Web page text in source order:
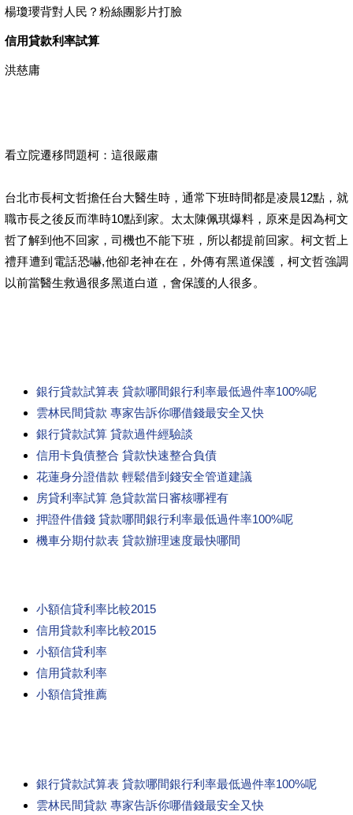
楊瓊瓔背對人民？粉絲團影片打臉
信用貸款利率試算
洪慈庸
看立院遷移問題柯：這很嚴肅
台北市長柯文哲擔任台大醫生時，通常下班時間都是凌晨12點，就
職市長之後反而準時10點到家。太太陳佩琪爆料，原來是因為柯文
哲了解到他不回家，司機也不能下班，所以都提前回家。柯文哲上
禮拜遭到電話恐嚇,他卻老神在在，外傳有黑道保護，柯文哲強調
以前當醫生救過很多黑道白道，會保護的人很多。
銀行貸款試算表 貸款哪間銀行利率最低過件率100%呢
雲林民間貸款 專家告訴你哪借錢最安全又快
銀行貸款試算 貸款過件經驗談
信用卡負債整合 貸款快速整合負債
花蓮身分證借款 輕鬆借到錢安全管道建議
房貸利率試算 急貸款當日審核哪裡有
押證件借錢 貸款哪間銀行利率最低過件率100%呢
機車分期付款表 貸款辦理速度最快哪間
小額信貸利率比較2015
信用貸款利率比較2015
小額信貸利率
信用貸款利率
小額信貸推薦
銀行貸款試算表 貸款哪間銀行利率最低過件率100%呢
雲林民間貸款 專家告訴你哪借錢最安全又快